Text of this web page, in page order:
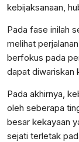
kebijaksanaan,
Pada fase inilah
melihat
berfokus pada
dapat diwariskan
Pada akhirnya,
oleh seberapa
besar kekayaan
sejati terletak